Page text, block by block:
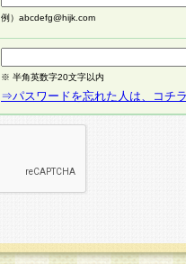
例）abcdefg@hijk.com
※ 半角英数字20文字以内
⇒パスワードを忘れた人は、コチ